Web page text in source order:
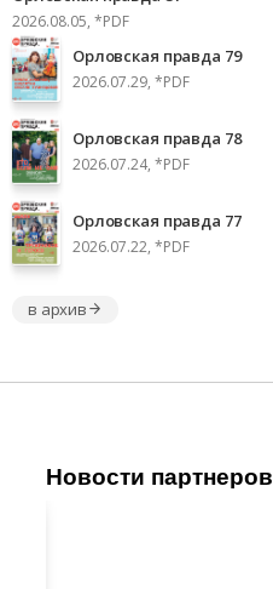
2026.08.05, *PDF
Орловская правда 79
2026.07.29, *PDF
Орловская правда 78
2026.07.24, *PDF
Орловская правда 77
2026.07.22, *PDF
в архив
Новости партнеров